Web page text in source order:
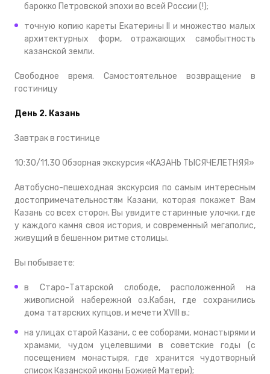
барокко Петровской эпохи во всей России (!);
точную копию кареты Екатерины II и множество малых
архитектурных форм, отражающих самобытность
казанской земли.
Свободное время. Самостоятельное возвращение в
гостиницу
День 2. Казань
Завтрак в гостинице
10:30/11.30 Обзорная экскурсия «КАЗАНЬ ТЫСЯЧЕЛЕТНЯЯ»
Автобусно-пешеходная экскурсия по самым интересным
достопримечательностям Казани, которая покажет Вам
Казань со всех сторон. Вы увидите старинные улочки, где
у каждого камня своя история, и современный мегаполис,
живущий в бешенном ритме столицы.
Вы побываете:
в Старо-Татарской слободе, расположенной на
живописной набережной оз.Кабан, где сохранились
дома татарских купцов, и мечети XVIII в.;
на улицах старой Казани, с ее соборами, монастырями и
храмами, чудом уцелевшими в советские годы (с
посещением монастыря, где хранится чудотворный
список Казанской иконы Божией Матери);